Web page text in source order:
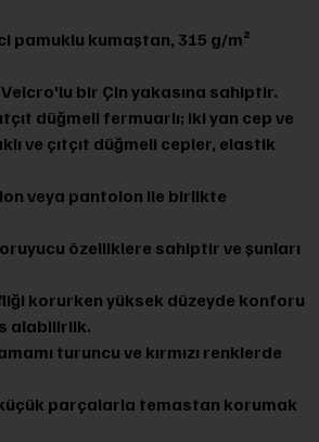
pamuklu kumaştan, 315 g/m²
bir Çin yakasına sahiptir.
düğmeli fermuarlı; iki yan cep ve
ve çıtçıt düğmeli cepler, elastik
veya pantolon ile birlikte
özelliklere sahiptir ve şunları
korurken yüksek düzeyde konforu
alabilirlik.
turuncu ve kırmızı renklerde
parçalarla temastan korumak